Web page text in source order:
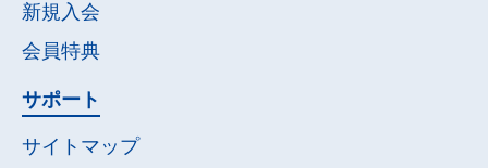
新規入会
会員特典
サポート
サイトマップ